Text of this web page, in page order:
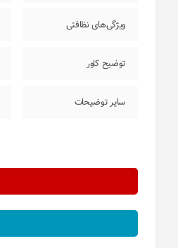
ویژگی‌های نظافتی
توضیح کاور
سایر توضیحات